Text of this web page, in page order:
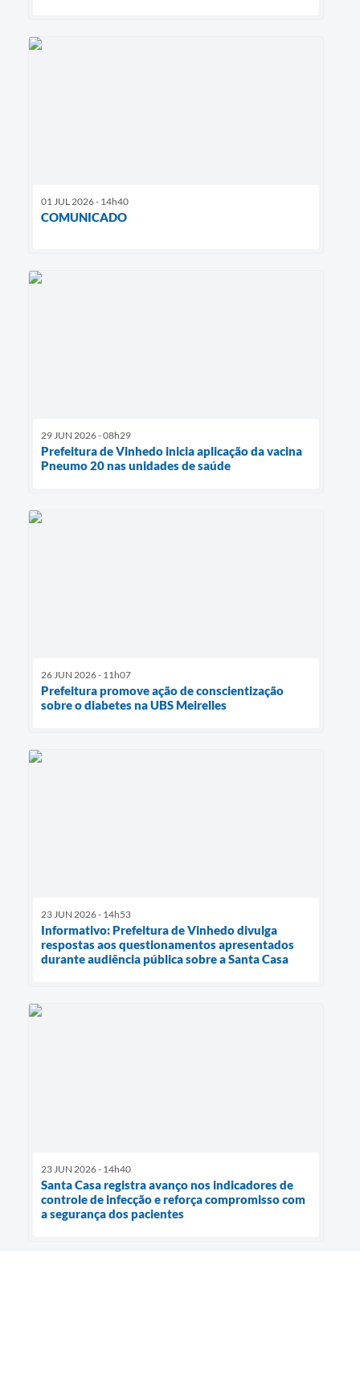
01 JUL 2026 - 14h40
COMUNICADO
29 JUN 2026 - 08h29
Prefeitura de Vinhedo inicia aplicação da vacina
Pneumo 20 nas unidades de saúde
26 JUN 2026 - 11h07
Prefeitura promove ação de conscientização
sobre o diabetes na UBS Meirelles
23 JUN 2026 - 14h53
Informativo: Prefeitura de Vinhedo divulga
respostas aos questionamentos apresentados
durante audiência pública sobre a Santa Casa
23 JUN 2026 - 14h40
Santa Casa registra avanço nos indicadores de
controle de infecção e reforça compromisso com
a segurança dos pacientes